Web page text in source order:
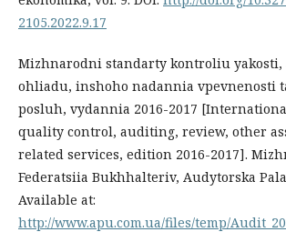
2105.2022.9.17
Mizhnarodni standarty kontroliu yakosti,
ohliadu, inshoho nadannia vpevnenosti
posluh, vydannia 2016-2017
quality control, auditing, review, other
related services, edition 2016-2017].
Federatsiia Bukhhalteriv, Audytorska
Available at:
http://www.apu.com.ua/files/temp/